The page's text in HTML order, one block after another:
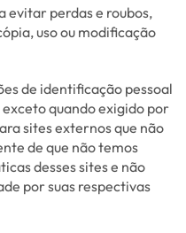
evitar perdas e roubos,
uso ou modificação
de identificação pessoal
quando exigido por
sites externos que não
de que não temos
desses sites e não
por suas respectivas